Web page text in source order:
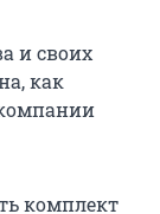
и своих
как
комплект